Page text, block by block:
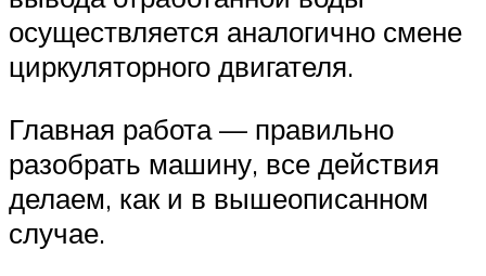
осуществляется аналогично смене
циркуляторного двигателя.
Главная работа — правильно
разобрать машину, все действия
делаем, как и в вышеописанном
случае.